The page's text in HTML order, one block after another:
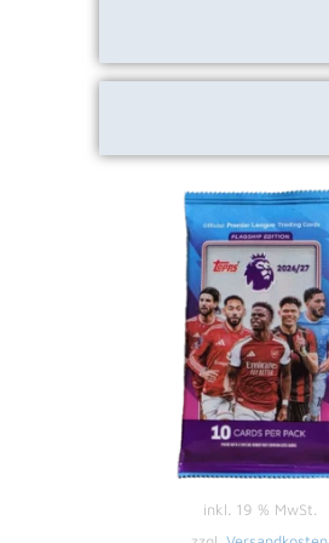
inkl. 19 % MwSt.